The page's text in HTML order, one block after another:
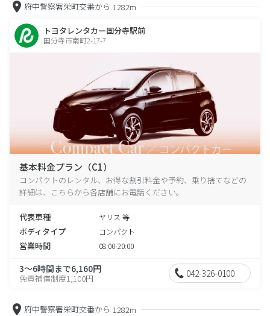
府中警察署栄町交番から 1282m
トヨタレンタカー国分寺駅前
国分寺市南町2-17-7
基本料金プラン（C1）
コンパクトのレンタル、お得な割引料金や予約、乗り捨てなどの
詳細は、こちらから各店舗にお電話ください。
代表車種 ヤリス 等
ボディタイプ コンパクト
営業時間 08:00-20:00
3～6時間まで6,160円
免責補償制度1,100円 042-326-0100
府中警察署栄町交番から 1282m